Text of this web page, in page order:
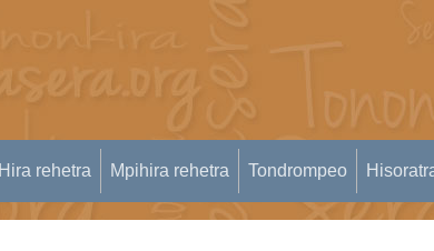
Hira rehetra Mpihira rehetra Tondrompeo